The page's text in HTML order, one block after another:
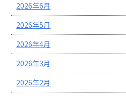
2026年6月
2026年5月
2026年4月
2026年3月
2026年2月